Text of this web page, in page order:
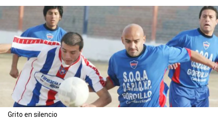
Grito en silencio